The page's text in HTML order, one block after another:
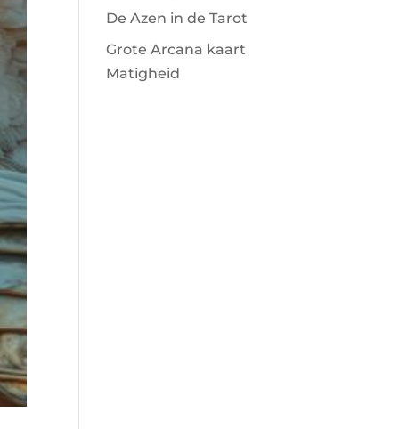
De Azen in de Tarot
Grote Arcana kaart
Matigheid